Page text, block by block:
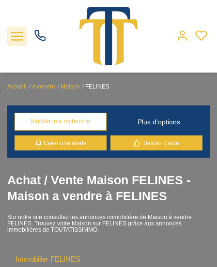
Locations
Gestion
Nos agences
Contact
Accès clients
Accueil A vendre Maison FELINES
Modifier ma recherche Plus d'options
Créer une alerte Besoin d'aide
Achat / Vente Maison FELINES -
Maison a vendre à FELINES
Sur notre site consultez les annonces immobilière de Maison à vendre
FELINES. Trouvez votre Maison sur FELINES grâce aux annonces
immobilières de TOUTATISSIMMO.
Immobilier FELINES